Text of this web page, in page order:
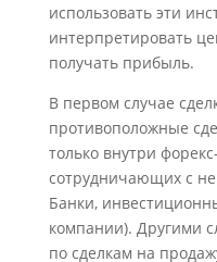
использовать эти
интерпретировать
получать прибыль.
В первом случае
противоположные
только внутри
сотрудничающих с
Банки,
компании). Другими
по сделкам на